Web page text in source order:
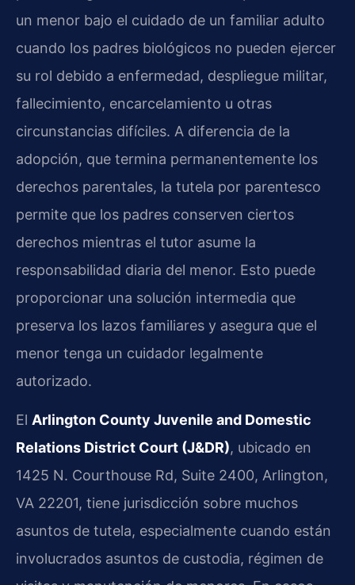
un menor bajo el cuidado de un familiar adulto
cuando los padres biológicos no pueden ejercer
su rol debido a enfermedad, despliegue militar,
fallecimiento, encarcelamiento u otras
circunstancias difíciles. A diferencia de la
adopción, que termina permanentemente los
derechos parentales, la tutela por parentesco
permite que los padres conserven ciertos
derechos mientras el tutor asume la
responsabilidad diaria del menor. Esto puede
proporcionar una solución intermedia que
preserva los lazos familiares y asegura que el
menor tenga un cuidador legalmente
autorizado.
El Arlington County Juvenile and Domestic
Relations District Court (J&DR), ubicado en
1425 N. Courthouse Rd, Suite 2400, Arlington,
VA 22201, tiene jurisdicción sobre muchos
asuntos de tutela, especialmente cuando están
involucrados asuntos de custodia, régimen de